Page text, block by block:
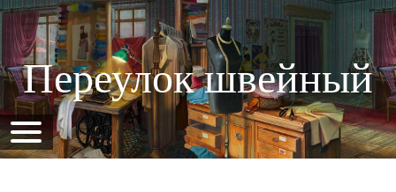
Переулок швейный